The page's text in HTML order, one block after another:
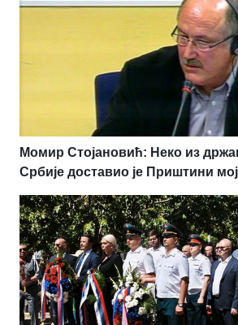
Момир Стојановић: Неко из
Србије доставио је Приштини